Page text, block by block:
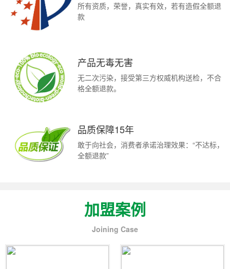
所有资质，荣誉，真实有效，若有造假全额退
款
产品无毒无害
无二次污染，接受第三方权威机构送检，不合
格全额退款。
品质保障15年
敢于向社会，消费者承诺治理效果：“不达标，
全额退款”
加盟案例
Joining Case